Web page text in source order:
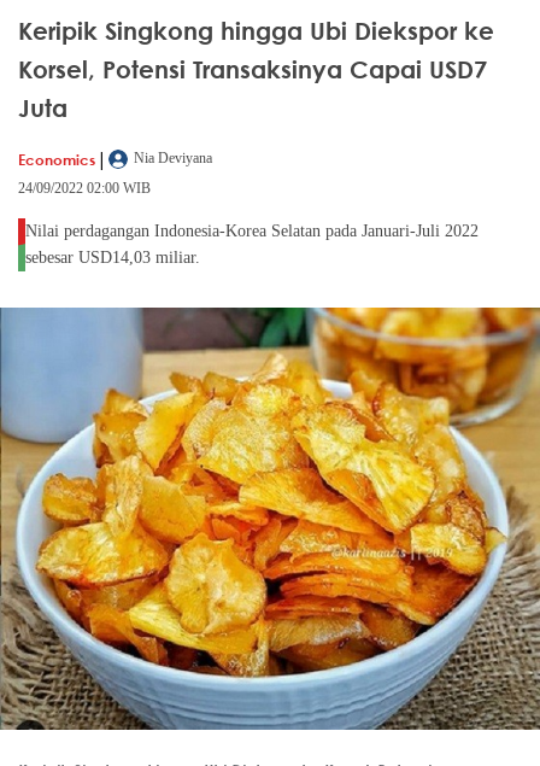
Keripik Singkong hingga Ubi Diekspor ke
Korsel, Potensi Transaksinya Capai USD7
Juta
Economics |
Nia Deviyana
24/09/2022 02:00 WIB
Nilai perdagangan Indonesia-Korea Selatan pada Januari-Juli 2022
sebesar USD14,03 miliar.